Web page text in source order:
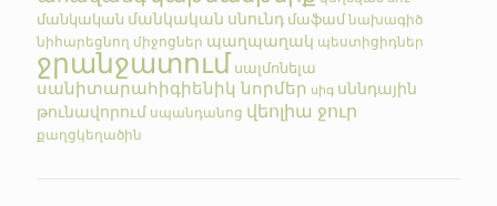
մանկական մանկական սնունդ մաֆամ նախագիծ
նիհարեցնող միջոցներ պաղպաղակ պեստիցիդներ
ջրանջատում սալմոնելա
սանիտարահիգիենիկ նորմեր սիգ սննդային
թունավորում սպանդանոց վեոլիա ջուր
քաղցկեղածին